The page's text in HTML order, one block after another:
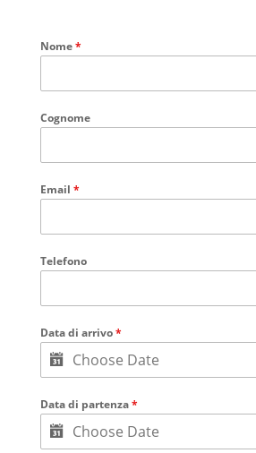
Nome*
Cognome
Email *
Telefono
Data di arrivo*
Data di partenza*